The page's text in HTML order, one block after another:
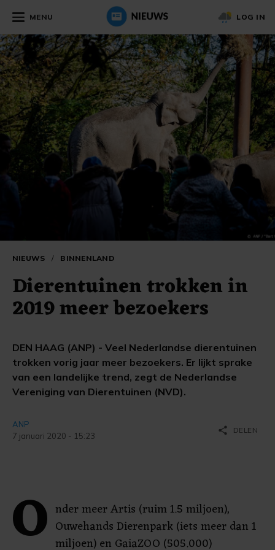
MENU LOG IN
NIEUWS / BINNENLAND
Dierentuinen trokken in
2019 meer bezoekers
DEN HAAG (ANP) - Veel Nederlandse dierentuinen
trokken vorig jaar meer bezoekers. Er lijkt sprake
van een landelijke trend, zegt de Nederlandse
Vereniging van Dierentuinen (NVD).
ANP
7 januari 2020 - 15:23
share DELEN
O nder meer Artis (ruim 1.5 miljoen),
Ouwehands Dierenpark (iets meer dan 1
miljoen) en GaiaZOO (505.000)